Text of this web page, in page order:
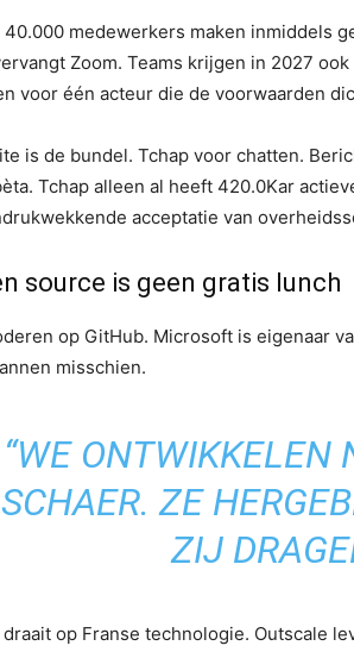
40.000 medewerkers maken inmiddels
Zoom. Teams krijgen in 2027
voor één acteur die de voorwaarden
is de bundel. Tchap voor chatten.
Tchap alleen al heeft 420.0Kar
acceptatie van
source is geen gratis lunch
op GitHub. Microsoft is eigenaar
misschien.
“WE ONTWIKKELEN
SCHAER. ZE
ZIJ
op Franse technologie. Outscale